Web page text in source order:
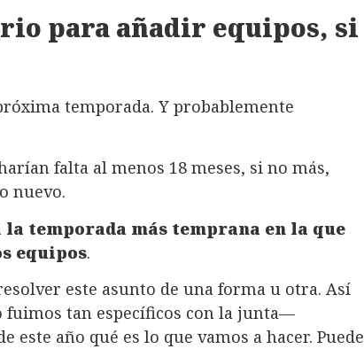
para añadir equipos, si
temporada. Y probablemente
falta al menos 18 meses, si no más,
nuevo.
la temporada más temprana en la que
equipos.
este asunto de una forma u otra. Así
tan específicos con la junta—
este año qué es lo que vamos a hacer. Puede